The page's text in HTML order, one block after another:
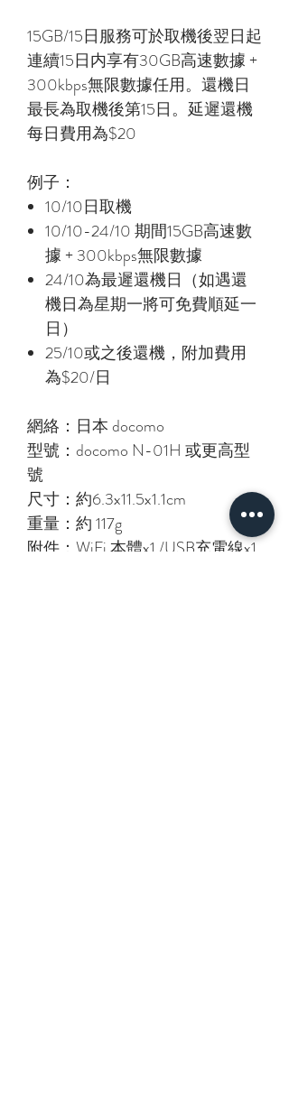
15GB/15日服務可於取機後翌日起
連續15日内享有30GB高速數據 +
300kbps無限數據任用。還機日
最長為取機後第15日。延遲還機
每日費用為$20
例子：
10/10日取機
10/10-24/10 期間15GB高速數
據 + 300kbps無限數據
24/10為最遲還機日（如遇還
機日為星期一將可免費順延一
日）
25/10或之後還機，附加費用
為$20/日
網絡：日本 docomo
型號：docomo N-01H 或更高型
號
尺寸：約6.3x11.5x1.1cm
重量：約 117g
附件：WiFi 本體x1 /USB充電線x1